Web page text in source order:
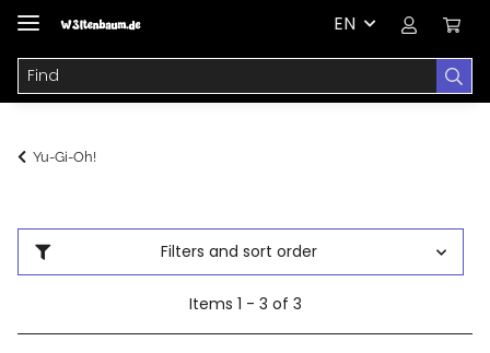
EN
Yu-Gi-Oh!
Filters and sort order
Items 1 - 3 of 3